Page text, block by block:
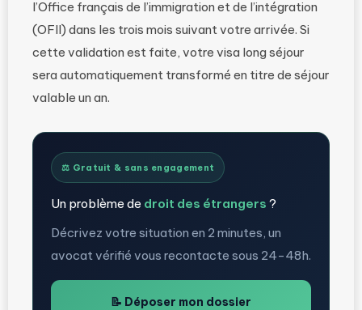
l’Office français de l’immigration et de l’intégration
(OFII) dans les trois mois suivant votre arrivée. Si
cette validation est faite, votre visa long séjour
sera automatiquement transformé en titre de séjour
valable un an.
⚖️ Gratuit & sans engagement
Un problème de droit des étrangers ?
Décrivez votre situation en 2 minutes, un
avocat vérifié vous recontacte sous 24-48h.
📝 Déposer mon dossier